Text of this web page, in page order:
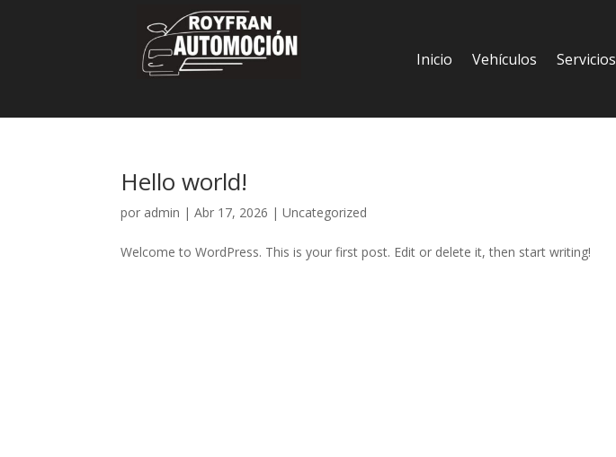
Inicio Vehículos Servicios
Hello world!
por admin |Abr 17, 2026 |Uncategorized
Welcome to WordPress. This is your first post. Edit or delete it, then start writing!